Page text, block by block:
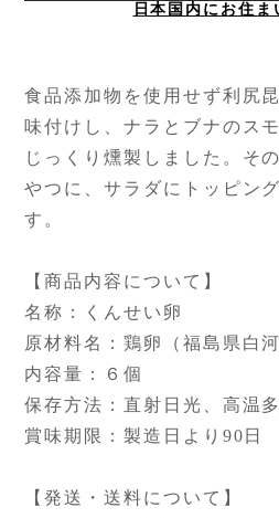
日本国内にお住ま
食品添加物を使用せず利尻
味付けし、ナラとブナのス
じっくり燻製しました。そ
やつに、サラダにトッピン
す。
【商品内容について】
名称：くんせい卵
原材料名：鶏卵（福島県白
内容量：６個
保存方法：直射日光、高温
賞味期限：製造日より90日
【発送・送料について】